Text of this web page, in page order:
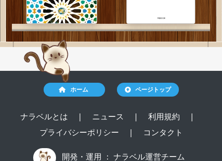
ホーム ページトップ
ナラベルとは | ニュース | 利用規約
|
プライバシーポリシー
| コンタクト
開発・運用 ： ナラベル運営チーム